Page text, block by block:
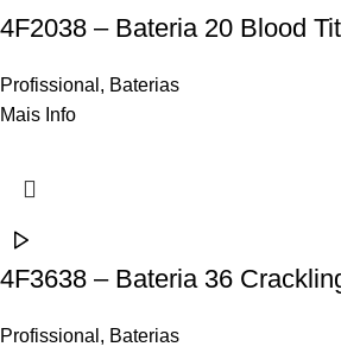
4F2038 – Bateria 20 Blood
Profissional , Baterias
Mais Info
4F3638 – Bateria 36
Profissional , Baterias